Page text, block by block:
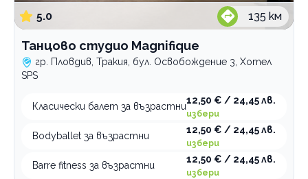
5.0 135 км
Танцово студио Magnifique
гр. Пловдив, Тракия, бул. Освобождение 3, Хотел
SPS
Класически балет за възрастни
12,50 € / 24,45 лв.
избери
Bodyballet за възрастни
12,50 € / 24,45 лв.
избери
Barre fitness за възрастни
12,50 € / 24,45 лв.
избери
тренировка
тренировка
фехтовка за деца
Хаедонг Кумдо
тренировка
Хапкидо
тренировка
Категории
Бойни изкуства
Кондиционни тренировки
Шах